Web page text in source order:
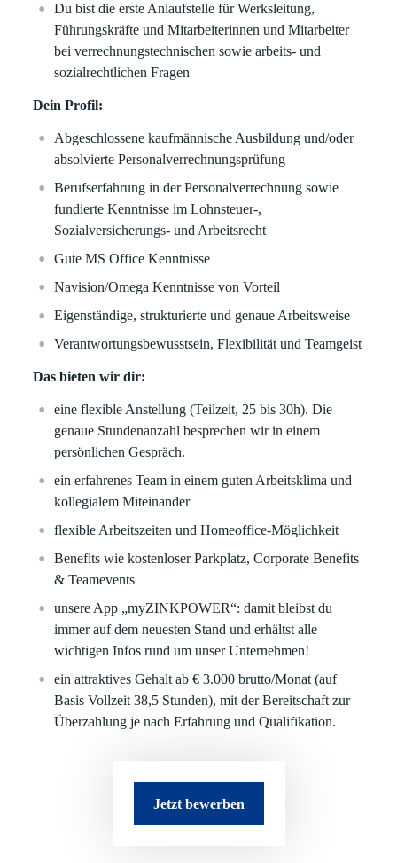
Du bist die erste Anlaufstelle für Werksleitung,
Führungskräfte und Mitarbeiterinnen und Mitarbeiter
bei verrechnungstechnischen sowie arbeits- und
sozialrechtlichen Fragen
Dein Profil:
Abgeschlossene kaufmännische Ausbildung und/oder
absolvierte Personalverrechnungsprüfung
Berufserfahrung in der Personalverrechnung sowie
fundierte Kenntnisse im Lohnsteuer-,
Sozialversicherungs- und Arbeitsrecht
Gute MS Office Kenntnisse
Navision/Omega Kenntnisse von Vorteil
Eigenständige, strukturierte und genaue Arbeitsweise
Verantwortungsbewusstsein, Flexibilität und Teamgeist
Das bieten wir dir:
eine flexible Anstellung (Teilzeit, 25 bis 30h). Die
genaue Stundenanzahl besprechen wir in einem
persönlichen Gespräch.
ein erfahrenes Team in einem guten Arbeitsklima und
kollegialem Miteinander
flexible Arbeitszeiten und Homeoffice-Möglichkeit
Benefits wie kostenloser Parkplatz, Corporate Benefits
& Teamevents
unsere App „myZINKPOWER“: damit bleibst du
immer auf dem neuesten Stand und erhältst alle
wichtigen Infos rund um unser Unternehmen!
ein attraktives Gehalt ab € 3.000 brutto/Monat (auf
Basis Vollzeit 38,5 Stunden), mit der Bereitschaft zur
Überzahlung je nach Erfahrung und Qualifikation.
Jetzt bewerben